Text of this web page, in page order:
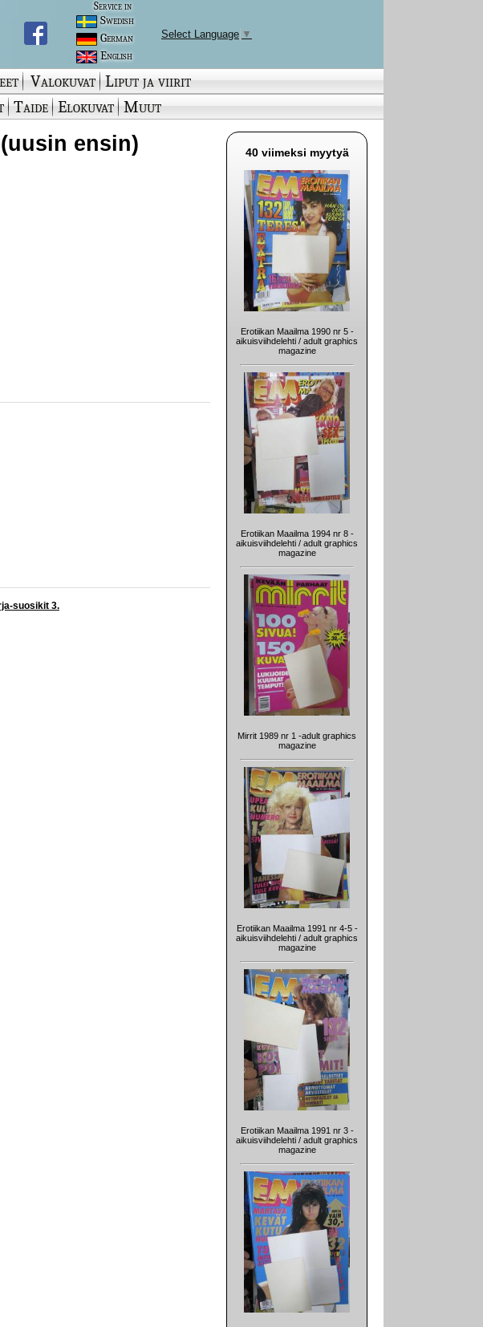
Service in
Swedish
German
English
Select Language ▼
Valokuvat Liput ja viirit
Taide Elokuvat Muut
ensin)
suosikit 3.
40 viimeksi myytyä
Erotiikan Maailma 1990 nr 5 -
aikuisviihdelehti / adult graphics
magazine
Erotiikan Maailma 1994 nr 8 -
aikuisviihdelehti / adult graphics
magazine
Mirrit 1989 nr 1 -adult graphics
magazine
Erotiikan Maailma 1991 nr 4-5 -
aikuisviihdelehti / adult graphics
magazine
Erotiikan Maailma 1991 nr 3 -
aikuisviihdelehti / adult graphics
magazine